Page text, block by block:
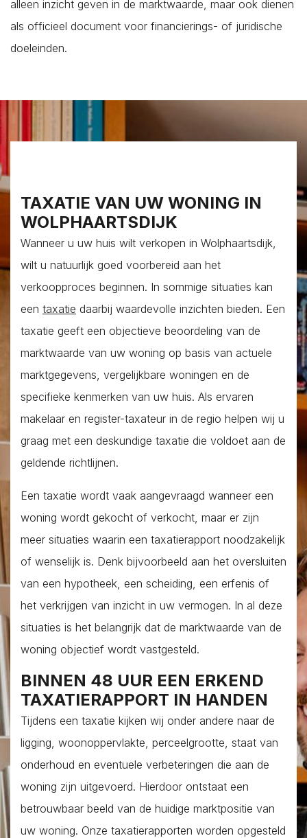
alleen inzicht geven in de marktwaarde, maar ook dienen
als officieel document voor financierings- of juridische
doeleinden.
TAXATIE VAN UW WONING IN
WOLPHAARTSDIJK
Wanneer u uw huis wilt verkopen in Wolphaartsdijk,
wilt u natuurlijk goed voorbereid aan het
verkoopproces beginnen. In sommige situaties kan
een taxatie daarbij waardevolle inzichten bieden. Een
taxatie geeft een objectieve beoordeling van de
marktwaarde van uw woning op basis van actuele
marktgegevens, vergelijkbare woningen en de
specifieke kenmerken van uw huis. Als ervaren
makelaar en register-taxateur in de regio helpen wij u
graag met een deskundige taxatie die voldoet aan de
geldende richtlijnen.
Een taxatie wordt vaak aangevraagd wanneer een
woning wordt gekocht of verkocht, maar er zijn
meer situaties waarin een taxatierapport noodzakelijk
of wenselijk is. Denk bijvoorbeeld aan het oversluiten
van een hypotheek, een scheiding, een erfenis of
het verkrijgen van inzicht in uw vermogen. In al deze
situaties is het belangrijk dat de marktwaarde van de
woning objectief wordt vastgesteld.
BINNEN 48 UUR EEN ERKEND
TAXATIERAPPORT IN HANDEN
Tijdens een taxatie kijken wij onder andere naar de
ligging, woonoppervlakte, perceelgrootte, staat van
onderhoud en eventuele verbeteringen die aan de
woning zijn uitgevoerd. Hierdoor ontstaat een
betrouwbaar beeld van de huidige marktpositie van
uw woning. Onze taxatierapporten worden opgesteld